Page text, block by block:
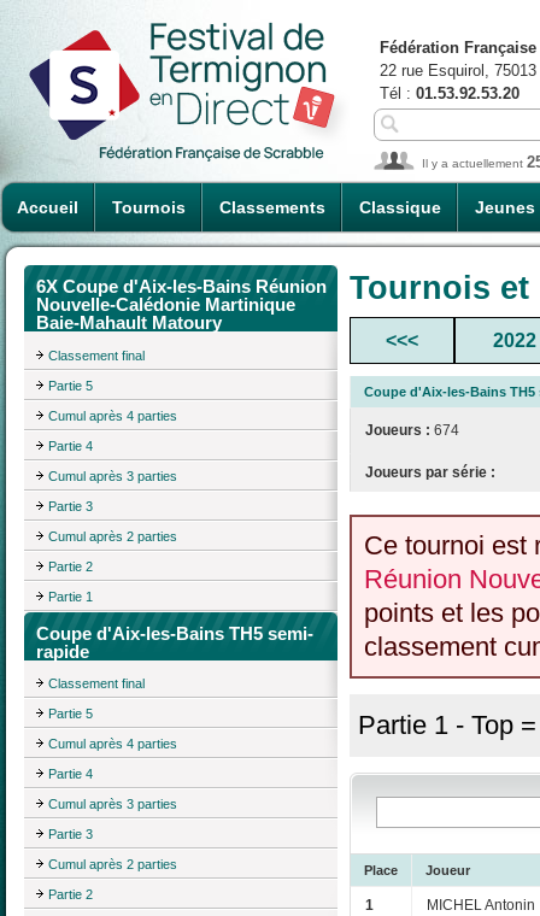
Accueil Tournois Classements Classique Jeunes
Fédération
22 rue Esquirol,
Tél : 01.53.92.53.20
Il y a actuellement
6X Coupe d'Aix-les-Bains Réunion
Nouvelle-Calédonie Martinique
Baie-Mahault Matoury
Classement final
Partie 5
Cumul après 4 parties
Partie 4
Cumul après 3 parties
Partie 3
Cumul après 2 parties
Partie 2
Partie 1
Coupe d'Aix-les-Bains TH5 semi-
rapide
Classement final
Partie 5
Cumul après 4 parties
Partie 4
Cumul après 3 parties
Partie 3
Cumul après 2 parties
Partie 2
Tournois
<<< 2022
Coupe d'Aix-les-Bains TH5
Joueurs : 674
Joueurs par série :
Ce tournoi est
Réunion
points et les
classement
Partie 1 - Top
Place Joueur
1 MICHEL Antonin